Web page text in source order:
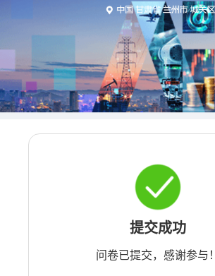
提交成功
问卷已提交，感谢参与！